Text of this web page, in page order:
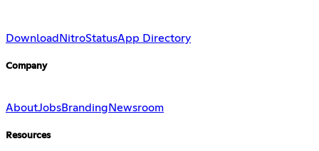
DownloadNitroStatusApp Directory
Company
AboutJobsBranding Newsroom
Resources